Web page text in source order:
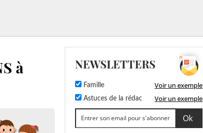
à
NEWSLETTERS
Famille Voir un exemple
Astuces de la rédac Voir un exemple